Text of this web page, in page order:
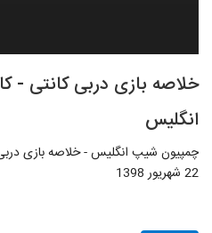
خلاصه بازی دربی کانتی -
انگلیس
22 شهریور 1398